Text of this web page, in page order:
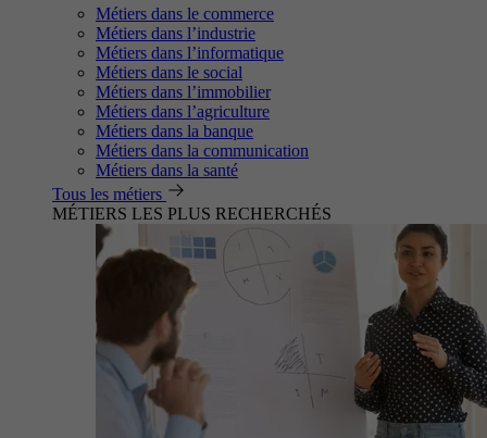
Métiers dans le commerce
Métiers dans l’industrie
Métiers dans l’informatique
Métiers dans le social
Métiers dans l’immobilier
Métiers dans l’agriculture
Métiers dans la banque
Métiers dans la communication
Métiers dans la santé
Tous les métiers
MÉTIERS LES PLUS RECHERCHÉS